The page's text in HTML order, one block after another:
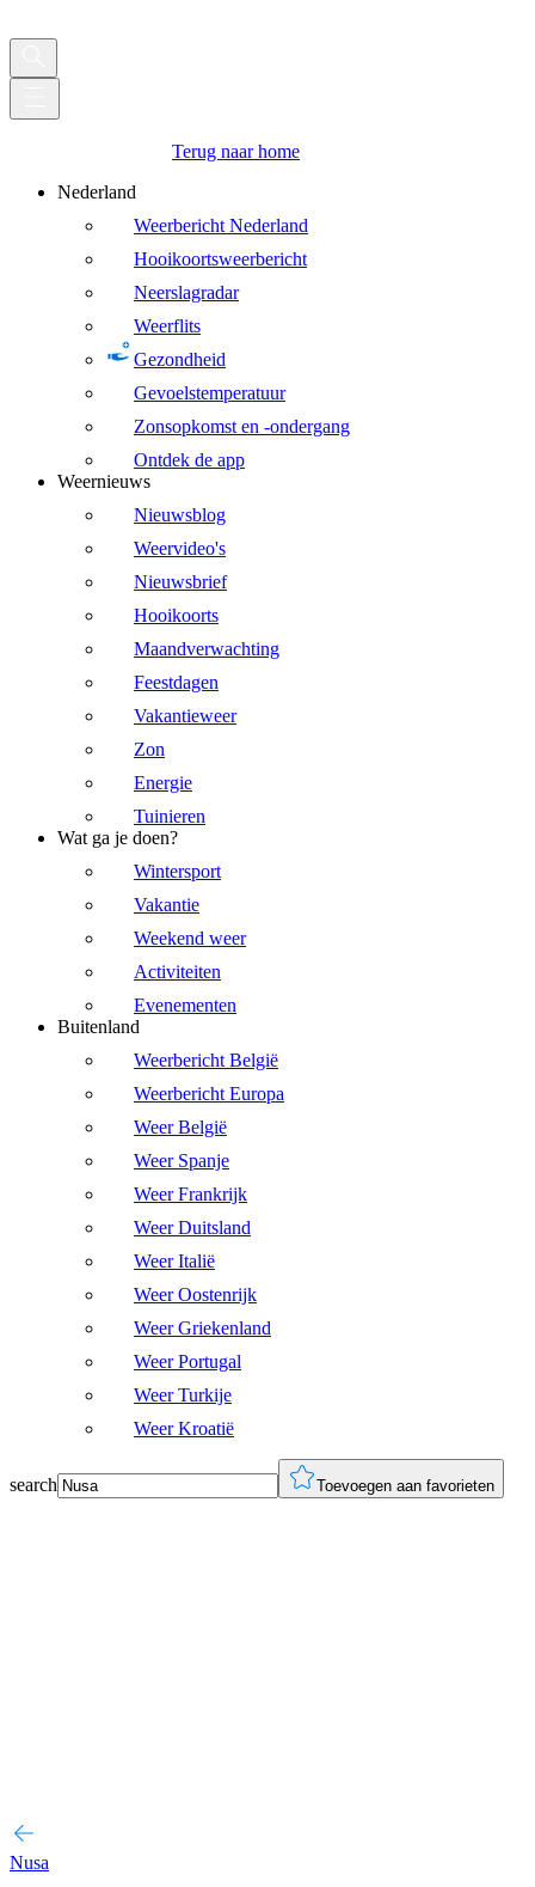
Terug naar home
Nederland
Weerbericht Nederland
Hooikoortsweerbericht
Neerslagradar
Weerflits
Gezondheid
Gevoelstemperatuur
Zonsopkomst en -ondergang
Ontdek de app
Weernieuws
Nieuwsblog
Weervideo's
Nieuwsbrief
Hooikoorts
Maandverwachting
Feestdagen
Vakantieweer
Zon
Energie
Tuinieren
Wat ga je doen?
Wintersport
Vakantie
Weekend weer
Activiteiten
Evenementen
Buitenland
Weerbericht België
Weerbericht Europa
Weer België
Weer Spanje
Weer Frankrijk
Weer Duitsland
Weer Italië
Weer Oostenrijk
Weer Griekenland
Weer Portugal
Weer Turkije
Weer Kroatië
search Toevoegen aan favorieten
Nusa